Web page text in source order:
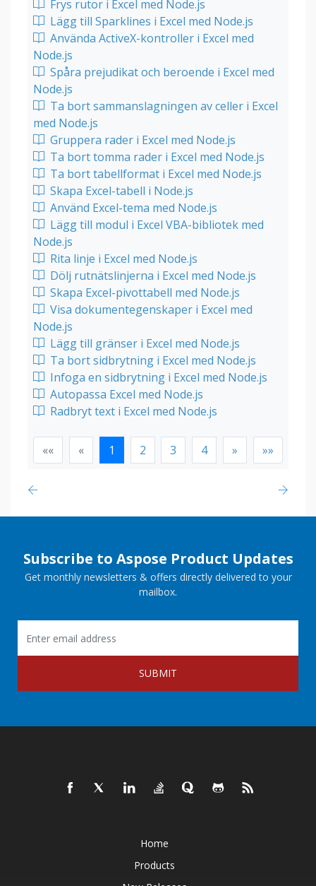
Frys rutor i Excel med Node.js
Lägg till Sparklines i Excel med Node.js
Använda ActiveX-kontroller i Excel med
Node.js
Spåra prejudikat och beroende i Excel med
Node.js
Ta bort sammanslagningen av celler i Excel
med Node.js
Gruppera rader i Excel med Node.js
Ta bort tomma rader i Excel med Node.js
Ta bort tabellformat i Excel med Node.js
Skapa Excel-tabell i Node.js
Använd Excel-tema med Node.js
Lägg till modul i Excel VBA-bibliotek med
Node.js
Rita linje i Excel med Node.js
Dölj rutnätslinjerna i Excel med Node.js
Skapa Excel-pivottabell med Node.js
Visa dokumentegenskaper i Excel med
Node.js
Lägg till gränser i Excel med Node.js
Ta bort sidbrytning i Excel med Node.js
Infoga en sidbrytning i Excel med Node.js
Autopassa Excel med Node.js
Radbryt text i Excel med Node.js
«« « 1 2 3 4 » »»
Subscribe to Aspose Product Updates
Get monthly newsletters & offers directly delivered to your
mailbox.
SUBMIT
Home
Products